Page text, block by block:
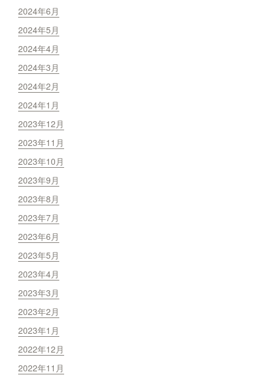
2024年6月
2024年5月
2024年4月
2024年3月
2024年2月
2024年1月
2023年12月
2023年11月
2023年10月
2023年9月
2023年8月
2023年7月
2023年6月
2023年5月
2023年4月
2023年3月
2023年2月
2023年1月
2022年12月
2022年11月